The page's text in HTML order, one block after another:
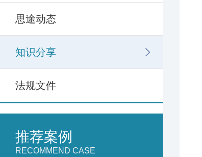
思途动态
知识分享
法规文件
推荐案例
RECOMMEND CASE